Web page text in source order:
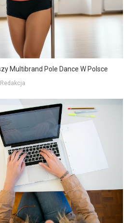
Multibrand Pole Dance W Polsce
Redakcja